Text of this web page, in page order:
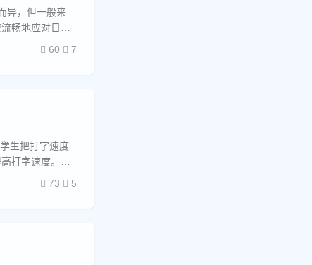
异，但一般来
畅地应对日常
60 7
生把打字速度
打字速度。为
73 5